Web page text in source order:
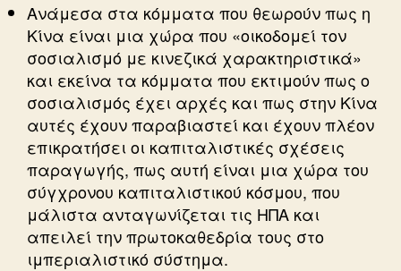
Ανάμεσα στα κόμματα που θεωρούν πως η
Κίνα είναι μια χώρα που «οικοδομεί τον
σοσιαλισμό με κινεζικά χαρακτηριστικά»
και εκείνα τα κόμματα που εκτιμούν πως ο
σοσιαλισμός έχει αρχές και πως στην Κίνα
αυτές έχουν παραβιαστεί και έχουν πλέον
επικρατήσει οι καπιταλιστικές σχέσεις
παραγωγής, πως αυτή είναι μια χώρα του
σύγχρονου καπιταλιστικού κόσμου, που
μάλιστα ανταγωνίζεται τις ΗΠΑ και
απειλεί την πρωτοκαθεδρία τους στο
ιμπεριαλιστικό σύστημα.